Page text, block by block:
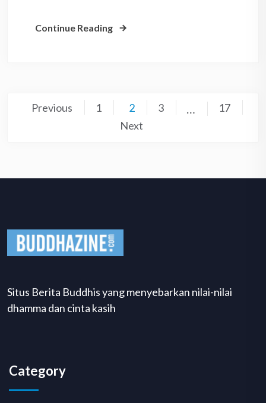
Continue Reading
Posts
Previous 1 2 3 …
17
Next
Situs Berita Buddhis yang menyebarkan nilai-nilai
dhamma dan cinta kasih
Category